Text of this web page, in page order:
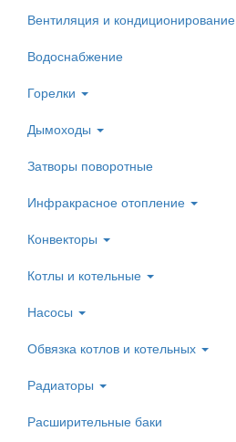
Вентиляция и кондиционирование
Водоснабжение
Горелки
Дымоходы
Затворы поворотные
Инфракрасное отопление
Конвекторы
Котлы и котельные
Насосы
Обвязка котлов и котельных
Радиаторы
Расширительные баки